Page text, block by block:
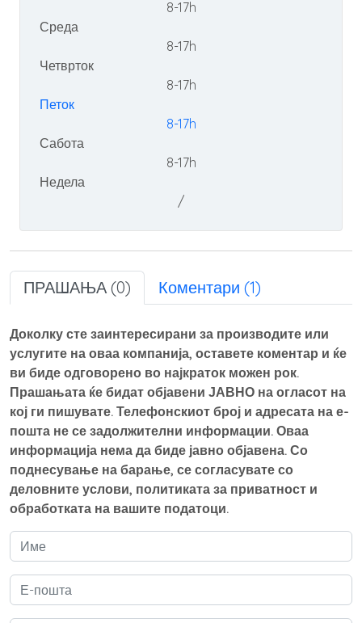
8-17h
Среда
8-17h
Четврток
8-17h
Петок
8-17h
Сабота
8-17h
Недела
/
ПРАШАЊА (0) Коментари (1)
Доколку сте заинтересирани за производите или
услугите на оваа компанија, оставете коментар и ќе
ви биде одговорено во најкраток можен рок.
Прашањата ќе бидат објавени ЈАВНО на огласот на
кој ги пишувате. Телефонскиот број и адресата на е-
пошта не се задолжителни информации. Оваа
информација нема да биде јавно објавена. Со
поднесување на барање, се согласувате со
деловните услови, политиката за приватност и
обработката на вашите податоци.